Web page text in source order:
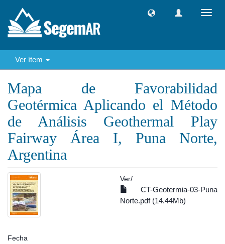
Ver ítem
Mapa de Favorabilidad
Geotérmica Aplicando el Método
de Análisis Geothermal Play
Fairway Área I, Puna Norte,
Argentina
Ver/
CT-Geotermia-03-Puna
Norte.pdf (14.44Mb)
Fecha